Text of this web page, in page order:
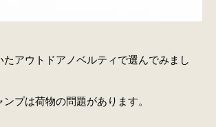
たアウトドアノベルティで選んでみまし
プは荷物の問題があります。